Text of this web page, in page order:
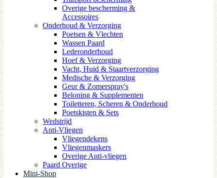
Overige bescherming &
Accessoires
Onderhoud & Verzorging
Poetsen & Vlechten
Wassen Paard
Lederonderhoud
Hoef & Verzorging
Vacht, Huid & Staartverzorging
Medische & Verzorging
Geur & Zomerspray's
Beloning & Supplementen
Toiletteren, Scheren & Onderhoud
Poetskisten & Sets
Wedstrijd
Anti-Vliegen
Vliegendekens
Vliegenmaskers
Overige Anti-vliegen
Paard Overige
Mini-Shop